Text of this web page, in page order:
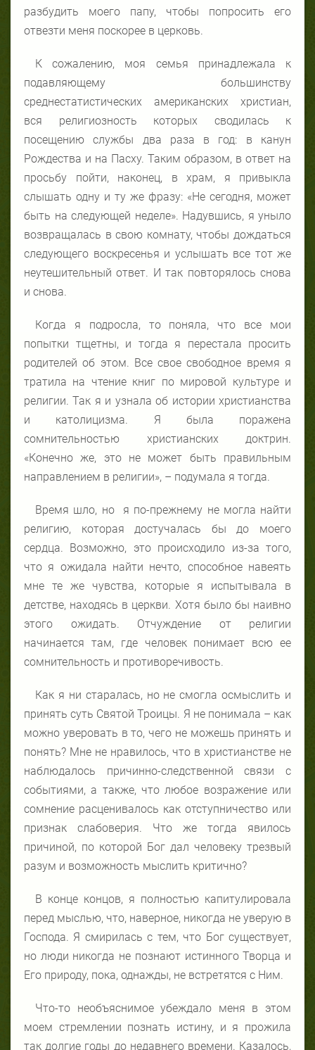
разбудить моего папу, чтобы попросить его
отвезти меня поскорее в церковь.
К сожалению, моя семья принадлежала к
подавляющему большинству
среднестатистических американских христиан,
вся религиозность которых сводилась к
посещению службы два раза в год: в канун
Рождества и на Пасху. Таким образом, в ответ на
просьбу пойти, наконец, в храм, я привыкла
слышать одну и ту же фразу: «Не сегодня, может
быть на следующей неделе». Надувшись, я уныло
возвращалась в свою комнату, чтобы дождаться
следующего воскресенья и услышать все тот же
неутешительный ответ. И так повторялось снова
и снова.
Когда я подросла, то поняла, что все мои
попытки тщетны, и тогда я перестала просить
родителей об этом. Все свое свободное время я
тратила на чтение книг по мировой культуре и
религии. Так я и узнала об истории христианства
и католицизма. Я была поражена
сомнительностью христианских доктрин.
«Конечно же, это не может быть правильным
направлением в религии», – подумала я тогда.
Время шло, но я по-прежнему не могла найти
религию, которая достучалась бы до моего
сердца. Возможно, это происходило из-за того,
что я ожидала найти нечто, способное навеять
мне те же чувства, которые я испытывала в
детстве, находясь в церкви. Хотя было бы наивно
этого ожидать. Отчуждение от религии
начинается там, где человек понимает всю ее
сомнительность и противоречивость.
Как я ни старалась, но не смогла осмыслить и
принять суть Святой Троицы. Я не понимала – как
можно уверовать в то, чего не можешь принять и
понять? Мне не нравилось, что в христианстве не
наблюдалось причинно-следственной связи с
событиями, а также, что любое возражение или
сомнение расценивалось как отступничество или
признак слабоверия. Что же тогда явилось
причиной, по которой Бог дал человеку трезвый
разум и возможность мыслить критично?
В конце концов, я полностью капитулировала
перед мыслью, что, наверное, никогда не уверую в
Господа. Я смирилась с тем, что Бог существует,
но люди никогда не познают истинного Творца и
Его природу, пока, однажды, не встретятся с Ним.
Что-то необъяснимое убеждало меня в этом
моем стремлении познать истину, и я прожила
так долгие годы до недавнего времени. Казалось,